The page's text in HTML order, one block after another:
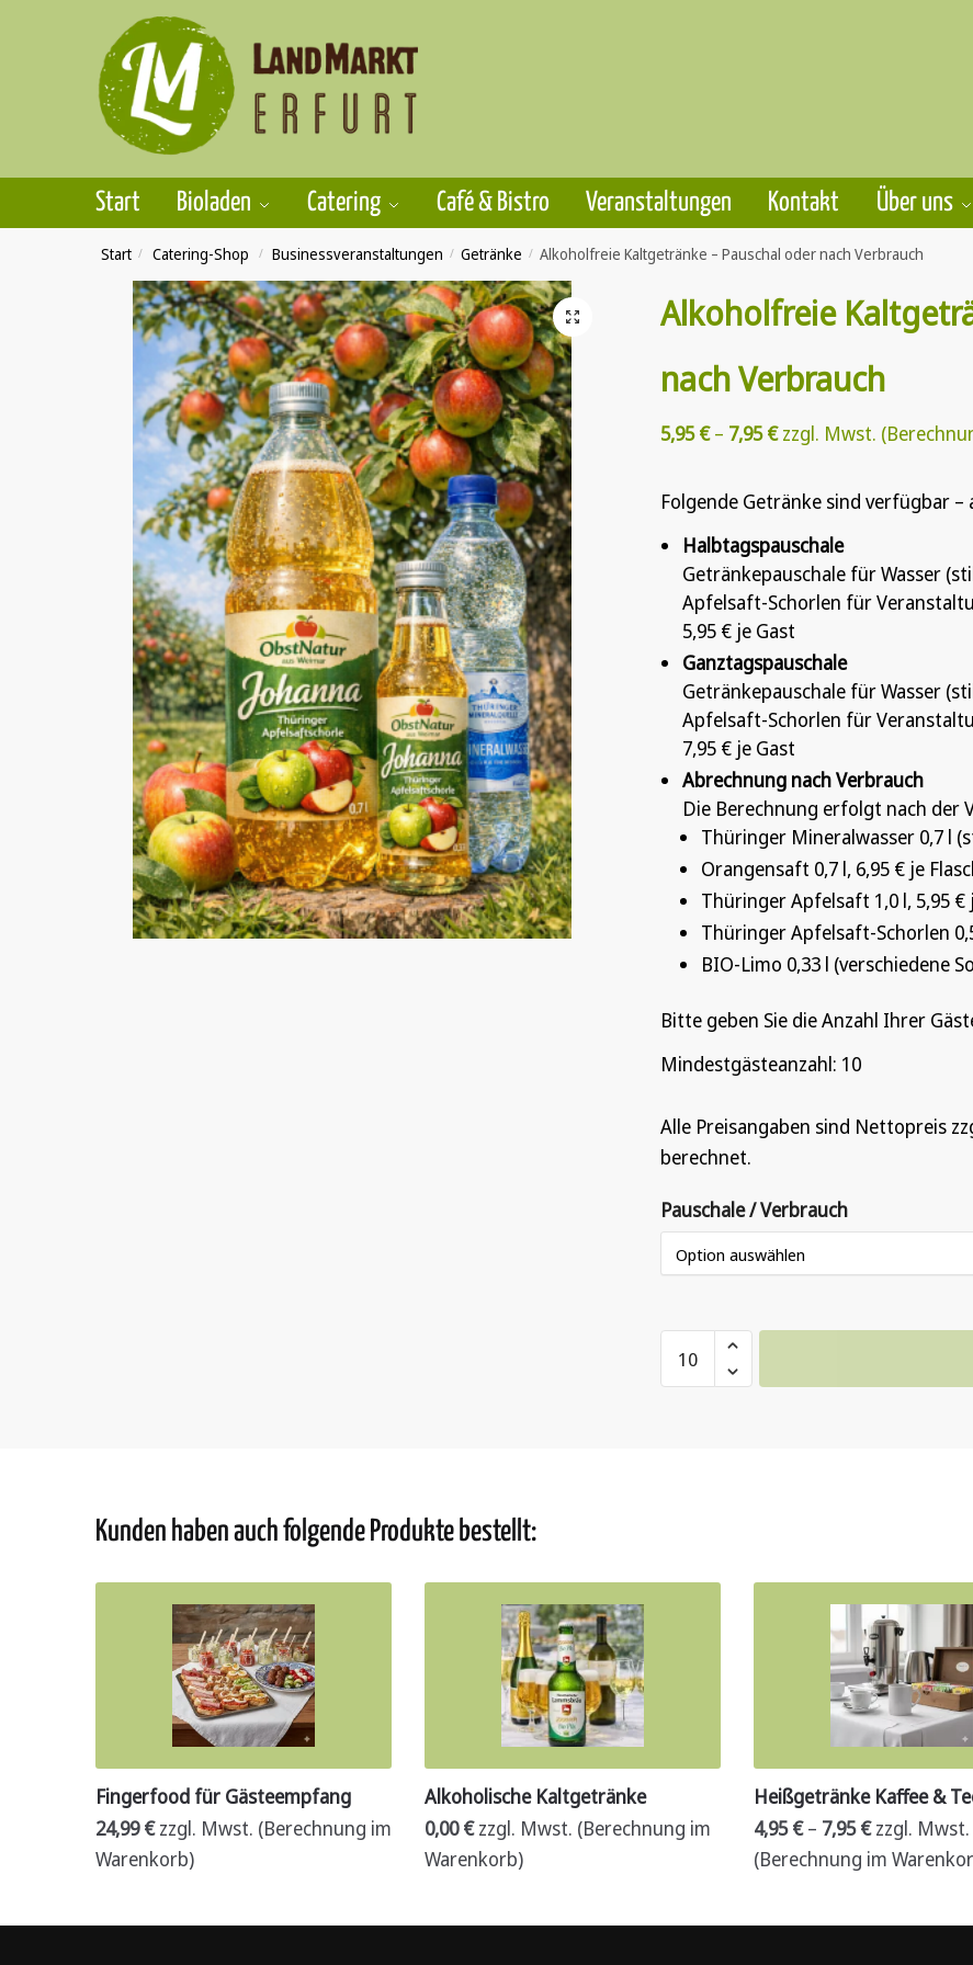
Start Bioladen Catering Café & Bistro Veranstaltungen Kontakt Über uns
Start / Catering-Shop / Businessveranstalt­ungen / Getränke / Alkoholfreie Kaltgetränke – Pauschal oder nach Verbrauch
🔍
Alkoholfreie
nach Verbrauch
5,95€– 7,95€ zzgl. Mwst.
Folgende Getränke sind verfügbar –
Halbtagspauschale
Getränkepauschale für Wasser
Apfelsaft-Schorlen für
5,95 € je Gast
Ganztagspauschale
Getränkepauschale für Wasser
Apfelsaft-Schorlen für
7,95 € je Gast
Abrechnung nach Verbrauch
Die Berechnung erfolgt nach der
Thüringer Mineralwasser 0,7 l
Orangensaft 0,7 l, 6,95 € je
Thüringer Apfelsaft 1,0 l, 5,95 €
Thüringer Apfelsaft-Schorlen
BIO-Limo 0,33 l (verschiedene
Bitte geben Sie die Anzahl Ihrer
Mindestgästeanzahl: 10
Alle Preisangaben sind Nettopreis
berechnet.
Pauschale / Verbrauch
Alkoholfreie
Kaltgetränke
Kunden haben auch folgende Produkte bestellt:
Fingerfood für Gästeempfang
24,99€ zzgl. Mwst. (Berechnung im
Warenkorb)
Alkoholische Kaltgetränke
0,00€ zzgl. Mwst. (Berechnung im
Warenkorb)
Heißgetränke Kaffee &
4,95€– 7,95€ zzgl. Mwst.
(Berechnung im